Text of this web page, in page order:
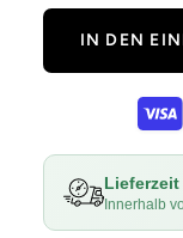
IN DEN
Lieferzeit
Innerhalb